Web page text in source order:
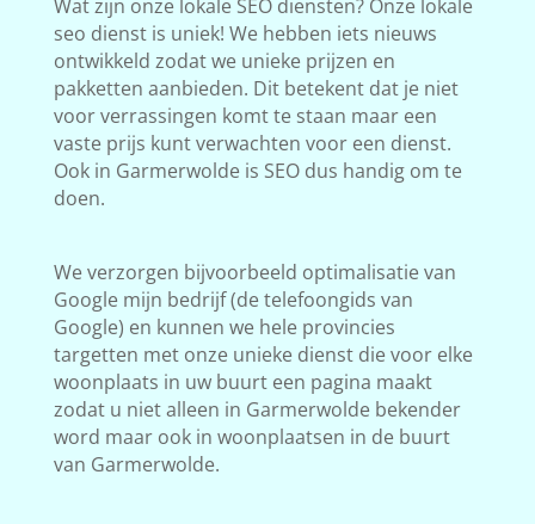
Wat zijn onze lokale SEO diensten? Onze lokale
seo dienst is uniek! We hebben iets nieuws
ontwikkeld zodat we unieke prijzen en
pakketten aanbieden. Dit betekent dat je niet
voor verrassingen komt te staan maar een
vaste prijs kunt verwachten voor een dienst.
Ook in Garmerwolde is SEO dus handig om te
doen.
We verzorgen bijvoorbeeld optimalisatie van
Google mijn bedrijf (de telefoongids van
Google) en kunnen we hele provincies
targetten met onze unieke dienst die voor elke
woonplaats in uw buurt een pagina maakt
zodat u niet alleen in Garmerwolde bekender
word maar ook in woonplaatsen in de buurt
van Garmerwolde.